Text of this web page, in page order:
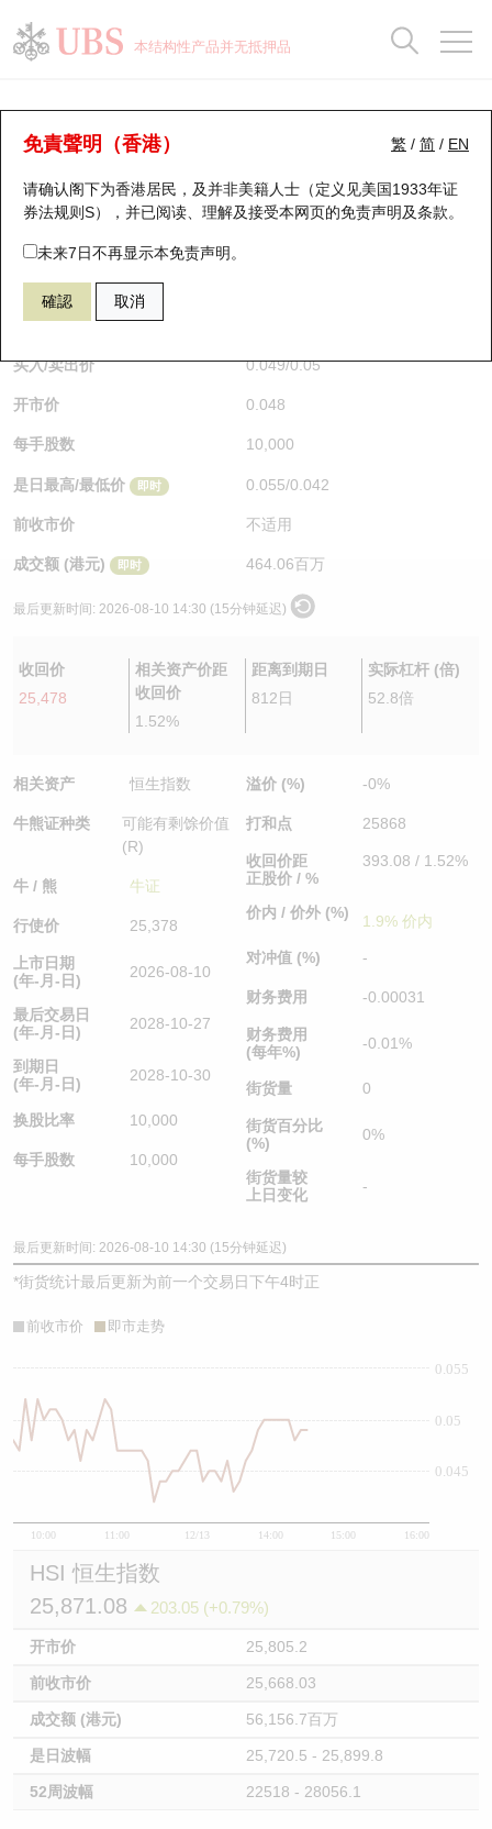
本结构性产品并无抵押品
繁 / 简 / EN
免責聲明（香港）
请确认阁下为香港居民，及并非美籍人士（定义见美国1933年证
券法规则S），并已阅读、理解及接受本网页的免责声明及条款。
未来7日不再显示本免责声明。
確認 取消
牛熊证分析仪
表现 街货统计 比较
55819 瑞银牛证 HSI 恒生指数
$0.049 即时
买入/卖出价 0.049/0.05
开市价 0.048
每手股数 10,000
是日最高/最低价 即时 0.055/0.042
前收市价 不适用
成交额 (港元) 即时 464.06百万
最后更新时间: 2026-08-10 14:30 (15分钟延迟)
收回价
25,478
相关资产价距
收回价
1.52%
距离到期日
812日
实际杠杆 (倍)
52.8倍
相关资产 恒生指数
牛熊证种类
可能有剩馀价值
(R)
牛 / 熊 牛证
行使价 25,378
上市日期
(年-月-日)
2026-08-10
最后交易日
(年-月-日)
2028-10-27
到期日
(年-月-日)
2028-10-30
换股比率 10,000
每手股数 10,000
溢价 (%) -0%
打和点 25868
收回价距
正股价 / %
393.08 / 1.52%
价内 / 价外 (%) 1.9% 价内
对冲值 (%) -
财务费用 -0.00031
财务费用
(每年%)
-0.01%
街货量 0
街货百分比
(%)
0%
街货量较
上日变化
-
最后更新时间: 2026-08-10 14:30 (15分钟延迟)
*街货统计最后更新为前一个交易日下午4时正
前收市价 即市走势
10:00 11:00 12/13 14:00 15:00 16:00
0.045
0.05
0.055
HSI 恒生指数
25,871.08
203.05 (+0.79%)
开市价 25,805.2
前收市价 25,668.03
成交额 (港元) 56,156.7百万
是日波幅 25,720.5 - 25,899.8
52周波幅 22518 - 28056.1
瑞银认股证一览
新发行瑞银认股证
即将到期认股证
认股证到期结算价查找
认股证分析仪
认股证速算机
认股证/牛熊证日志
认股证文件及公告
街货统计
比较
牛熊全景快搜
牛熊证搜寻
牛熊证街货分布图
正股牛熊证列表
新发行瑞银牛熊证
已收回牛熊证剩余价值
牛熊证到期结算价查找
牛熊证分析仪
牛熊证文件及公告
街货统计
比较
十大升幅/跌幅
十大认股证成交分布
十天股证占大市成交
资金流
街货统计
三十大平均引伸波幅
正股分析仪
二十大活跃股份
恒指成份股
国指成份股
科指成份股
相关资产沽空
中资ETFs溢价比较
AH 股价对照
持股比重
显示所有持股比重
每月轮证大市专题
轮证专栏
讲座及教育短片
认股证投资者教育
牛熊证投资者教育
认股证牛熊证常问问题